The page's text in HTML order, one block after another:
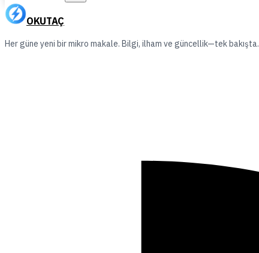
OKUTAÇ
Her güne yeni bir mikro makale. Bilgi, ilham ve güncellik—tek bakışta.